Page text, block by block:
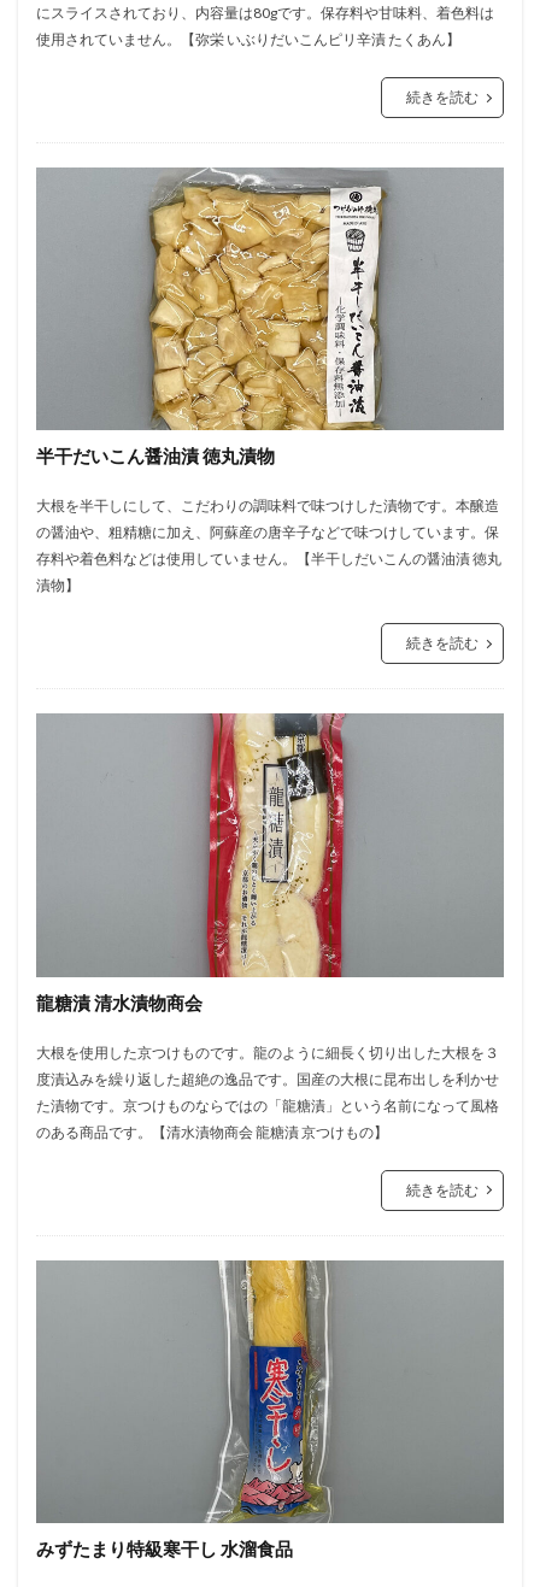
にスライスされており、内容量は80gです。保存料や甘味料、着色料は
使用されていません。【弥栄 いぶりだいこんピリ辛漬 たくあん】
続きを読む
半干だいこん醤油漬 徳丸漬物
大根を半干しにして、こだわりの調味料で味つけした漬物です。本醸造
の醤油や、粗精糖に加え、阿蘇産の唐辛子などで味つけしています。保
存料や着色料などは使用していません。【半干しだいこんの醤油漬 徳丸
漬物】
続きを読む
龍糖漬 清水漬物商会
大根を使用した京つけものです。龍のように細長く切り出した大根を３
度漬込みを繰り返した超絶の逸品です。国産の大根に昆布出しを利かせ
た漬物です。京つけものならではの「龍糖漬」という名前になって風格
のある商品です。【清水漬物商会 龍糖漬 京つけもの】
続きを読む
みずたまり特級寒干し 水溜食品